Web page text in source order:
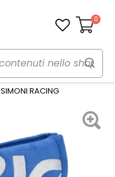
Carrello
0
comfort
RACING